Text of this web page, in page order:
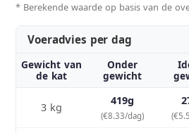
* Berekende waarde op basis van de
Voeradvies per dag
Gewicht van
de kat
Onder
gewicht
3 kg
419g
(€8.33/dag)